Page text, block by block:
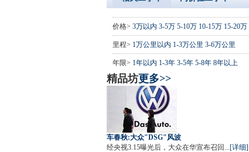
价格> 3万以内 3-5万 5-10万 10-15万 15-20万
里程> 1万公里以内 1-3万公里 3-6万公里
年限> 1年以内 1-3年 3-5年 5-8年 8年以上
精品坊更多>>
车春秋:大众"DSG"风波
经央视3.15曝光后，大众在华宣布召回... [详细]